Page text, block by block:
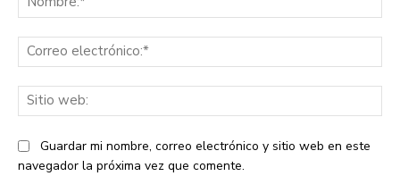
Guardar mi nombre, correo electrónico y sitio web en este
navegador la próxima vez que comente.